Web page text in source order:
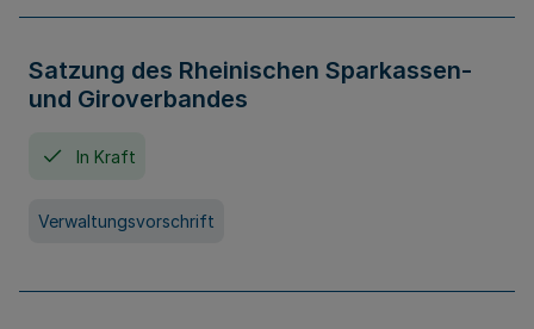
Satzung des Rheinischen Sparkassen-
und Giroverbandes
In Kraft
Verwaltungsvorschrift